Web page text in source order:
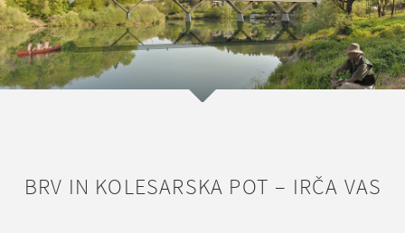
BRV IN KOLESARSKA POT – IRČA VAS